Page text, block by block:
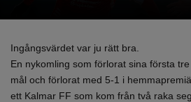
Ingångsvärdet var ju rätt bra.
En nykomling som förlorat sina första
mål och förlorat med 5-1 i
ett Kalmar FF som kom från två raka